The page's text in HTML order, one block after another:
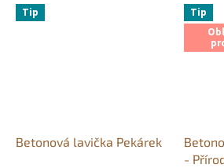
Tip
Betonová lavička Pekárek
Tip
-